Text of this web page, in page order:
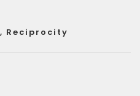
Reciprocity